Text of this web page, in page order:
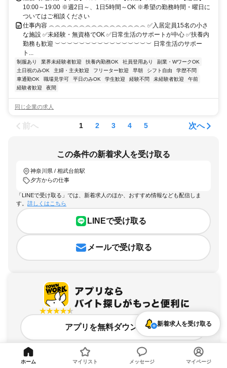
10:00～19:00 ※週2日～、1日5時間～OK ※希望の勤務時間・曜日に
ついてはご相談ください
仕事内容 ︵︵︵︵︵︵︵︵︵︵︵︵︵︵︵︵ ✅入居定員15名の小さ
な施設 ✅未経験・無資格でOK ✅日常生活のサポートが中心 ✅扶養内
勤務も歓迎 ︶︶︶︶︶︶︶︶︶︶︶︶︶︶︶︶ 日常生活のサポー
ト...
制服あり 業界未経験者歓迎 扶養内勤務OK 社員登用あり
副業・WワークOK
土日祝のみOK
主婦・主夫歓迎 フリーター歓迎 早朝 シフト自由
学歴不問
車通勤OK
職場見学可 平日のみOK 学生歓迎 経験不問 未経験者歓迎
午前
経験者歓迎
夜間
同じ企業の求人
前へ 1 2 3 4 5 次へ
この条件の新着求人を受け取る
神奈川県 / 相武台前駅
夕方からの仕事
「LINEで受け取る」では、新着求人のほか、おすすめ情報なども配信しま
す。 詳しくはこちら
LINEで受け取る
メールで受け取る
アプリを無料ダウンロード新着求人を受け取る
ホーム マイリスト メッセージ マイページ